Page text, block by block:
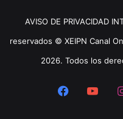
AVISO DE PRIVACIDAD
reservados © XEIPN Canal
2026. Todos los
Facebook